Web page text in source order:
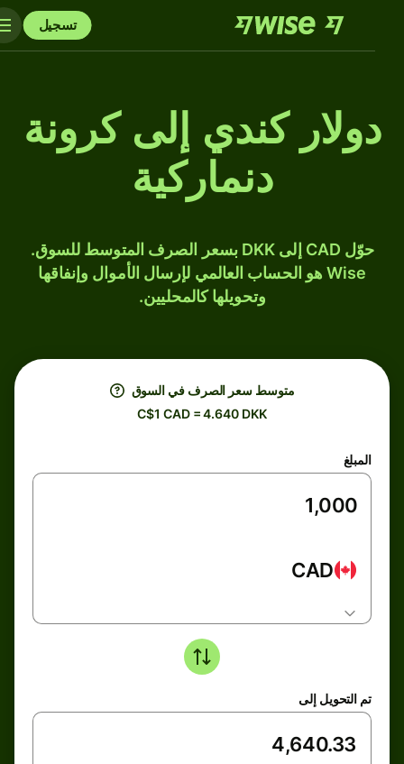
تسجيل
دولار كندي إلى كرونة
دنماركية
حوّل CAD إلى DKK بسعر الصرف المتوسط للسوق.
Wise هو الحساب العالمي لإرسال الأموال وإنفاقها
وتحويلها كالمحليين.
متوسط ​​سعر الصرف في السوق
C$1 CAD = 4.640 DKK
المبلغ
CAD
تم التحويل إلى